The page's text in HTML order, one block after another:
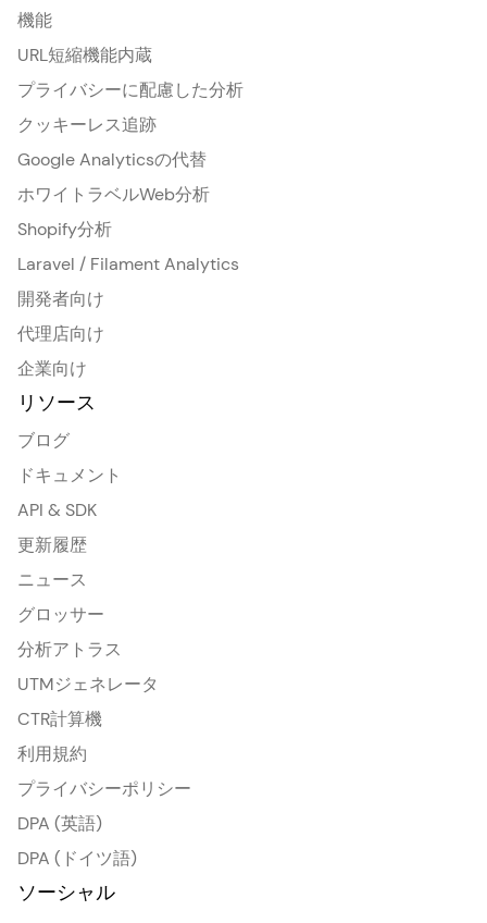
機能
URL短縮機能内蔵
プライバシーに配慮した分析
クッキーレス追跡
Google Analyticsの代替
ホワイトラベルWeb分析
Shopify分析
Laravel / Filament Analytics
開発者向け
代理店向け
企業向け
リソース
ブログ
ドキュメント
API & SDK
更新履歴
ニュース
グロッサー
分析アトラス
UTMジェネレータ
CTR計算機
利用規約
プライバシーポリシー
DPA (英語)
DPA (ドイツ語)
ソーシャル